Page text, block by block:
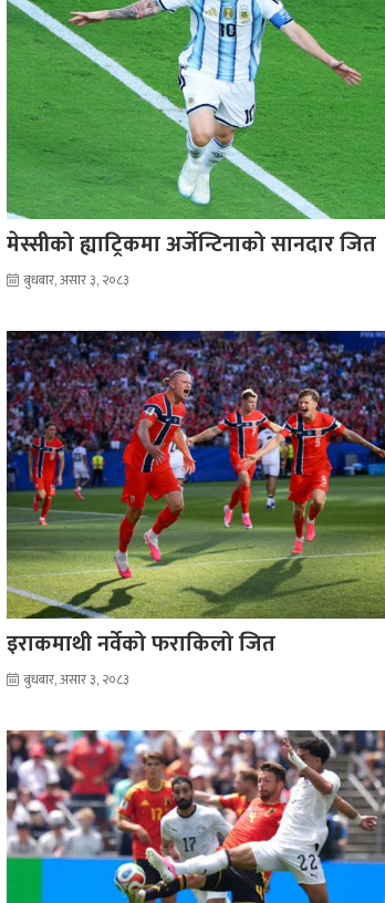
मेस्सीको ह्याट्रिकमा अर्जेन्टिनाको सानदार जित
बुधबार, असार ३, २०८३
इराकमाथी नर्वेको फराकिलो जित
बुधबार, असार ३, २०८३